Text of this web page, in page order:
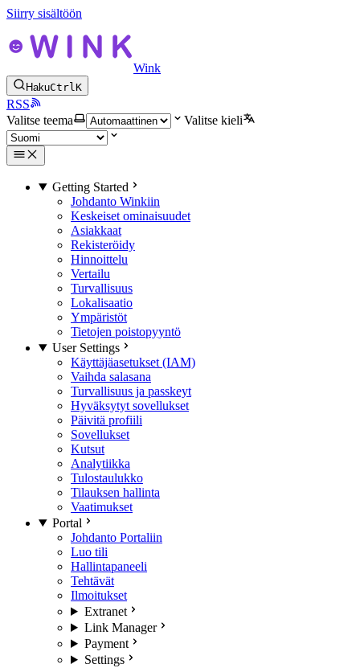
Siirry sisältöön
Wink
HakuCtrlK
RSS
Valitse teema
Valitse kieli
Getting Started
Johdanto Winkiin
Keskeiset ominaisuudet
Asiakkaat
Rekisteröidy
Hinnoittelu
Vertailu
Turvallisuus
Lokalisaatio
Ympäristöt
Tietojen poistopyyntö
User Settings
Käyttäjäasetukset (IAM)
Vaihda salasana
Turvallisuus ja passkeyt
Hyväksytyt sovellukset
Päivitä profiili
Sovellukset
Kutsut
Analytiikka
Tulostaulukko
Tilauksen hallinta
Vaatimukset
Portal
Johdanto Portaliin
Luo tili
Hallintapaneeli
Tehtävät
Ilmoitukset
Extranet
Link Manager
Payment
Settings